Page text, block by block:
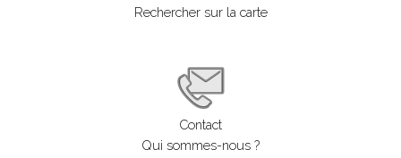
Rechercher sur la carte
Contact
Qui sommes-nous ?